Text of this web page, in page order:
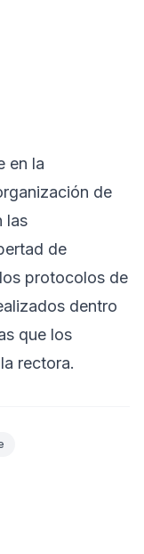
en la
de
las
de
protocolos de
dentro
que los
rectora.